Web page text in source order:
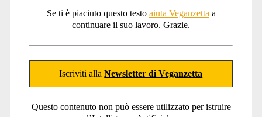
Se ti è piaciuto questo testo aiuta Veganzetta a
continuare il suo lavoro. Grazie.
Iscriviti allaNewsletter di Veganzetta
Questo contenuto non può essere utilizzato per istruire